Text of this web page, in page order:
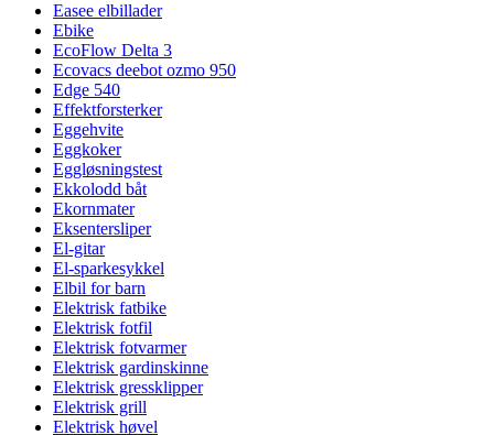
Easee elbillader
Ebike
EcoFlow Delta 3
Ecovacs deebot ozmo 950
Edge 540
Effektforsterker
Eggehvite
Eggkoker
Eggløsningstest
Ekkolodd båt
Ekornmater
Eksentersliper
El-gitar
El-sparkesykkel
Elbil for barn
Elektrisk fatbike
Elektrisk fotfil
Elektrisk fotvarmer
Elektrisk gardinskinne
Elektrisk gressklipper
Elektrisk grill
Elektrisk høvel